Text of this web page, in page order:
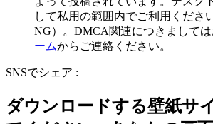
して私用の範囲内でご利用くださ
NG）。DMCA関連につきまして
ームからご連絡ください。
SNSでシェア :
ダウンロードする壁紙サ